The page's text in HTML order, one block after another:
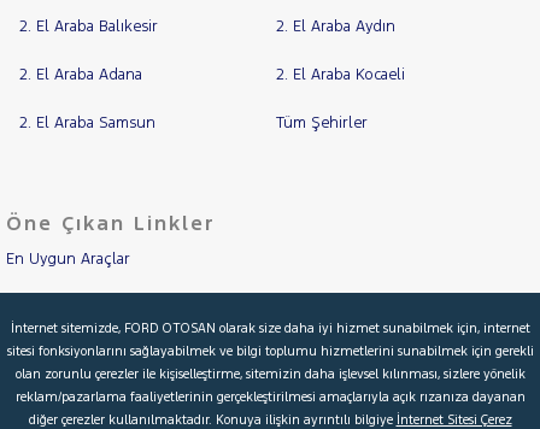
CUSTOM
ISUZU
Iveco
JEEP
KIA
LANCIA
2. El Araba Balıkesir 2. El Araba Aydın
2. El Araba Adana 2. El Araba Kocaeli
2. El Araba Samsun Tüm Şehirler
Öne Çıkan Linkler
En Uygun Araçlar
İkinci El Garanti
Kampanyalar
İnternet sitemizde, FORD OTOSAN olarak size daha iyi hizmet sunabilmek için, internet
sitesi fonksiyonlarını sağlayabilmek ve bilgi toplumu hizmetlerini sunabilmek için gerekli
olan zorunlu çerezler ile kişiselleştirme, sitemizin daha işlevsel kılınması, sizlere yönelik
reklam/pazarlama faaliyetlerinin gerçekleştirilmesi amaçlarıyla açık rızanıza dayanan
diğer çerezler kullanılmaktadır. Konuya ilişkin ayrıntılı bilgiye İnternet Sitesi Çerez